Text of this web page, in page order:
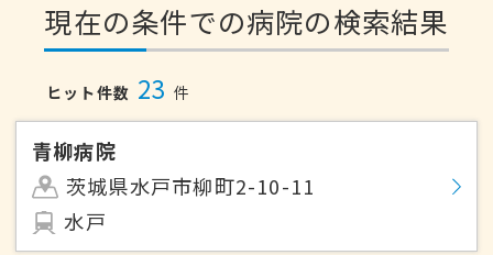
現在の条件での病院の検索結果
ヒット件数 23 件
青柳病院
茨城県水戸市柳町2-10-11
水戸